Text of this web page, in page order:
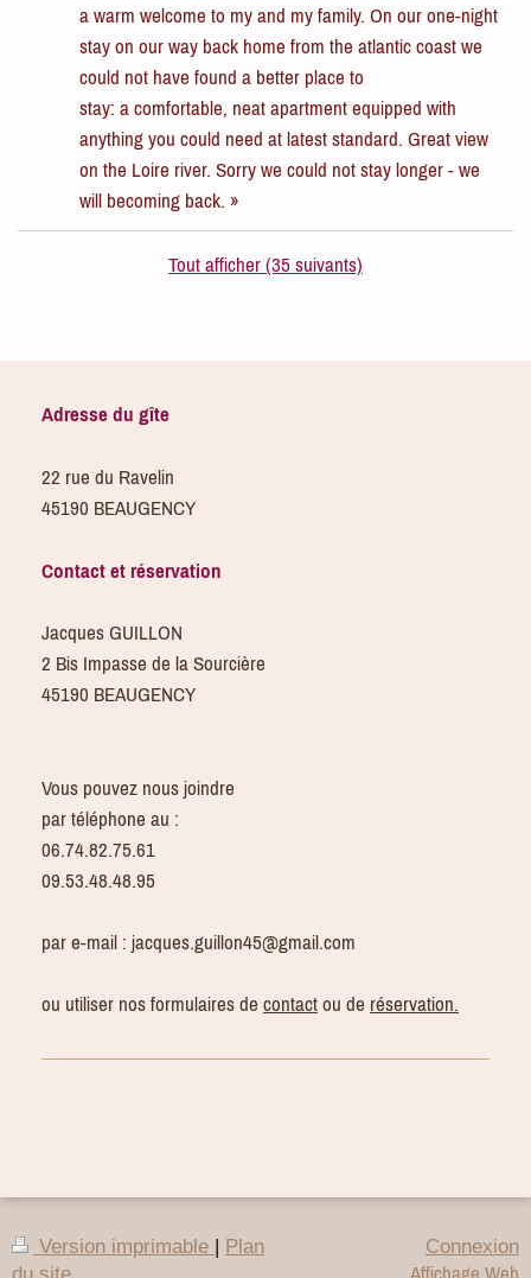
a warm welcome to my and my family. On our one-night
stay on our way back home from the atlantic coast we
could not have found a better place to
stay: a comfortable, neat apartment equipped with
anything you could need at latest standard. Great view
on the Loire river. Sorry we could not stay longer - we
will becoming back. »
Tout afficher (35 suivants)
Adresse du gîte
22 rue du Ravelin
45190 BEAUGENCY
Contact et réservation
Jacques GUILLON
2 Bis Impasse de la Sourcière
45190 BEAUGENCY
Vous pouvez nous joindre
par téléphone au :
06.74.82.75.61
09.53.48.48.95
par e-mail : jacques.guillon45@gmail.com
ou utiliser nos formulaires de contact ou de réservation.
Version imprimable
Plan
Connexion